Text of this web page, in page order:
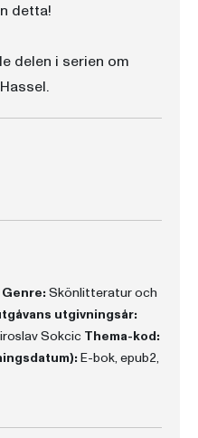
detta!
delen i serien om
Genre: Skönlitteratur och
utgivningsår:
Sokcic Thema-kod:
E-bok, epub2,